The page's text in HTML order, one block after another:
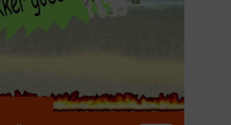
of krokodillenklemmen – met het
of handsfree metingen. Let altijd
van meetsnoeren of het zoeken naar